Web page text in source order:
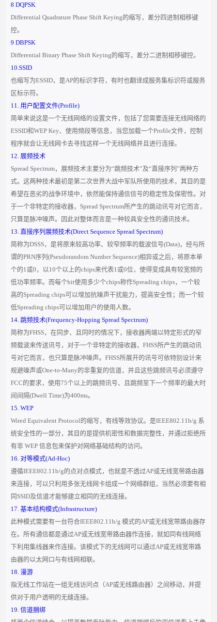
8 DQPSK
Differential Quadrature Phase Shift Keying的缩写，差分四进制相移键
控。
9 DBPSK
Differential Binary Phase Shift Keying的缩写，差分二进制相移键控。
10.SSID
也缩写为ESSID，是AP的标识字符，有时也翻译成服务集标识符或服务
区标示符。
11. 用户配置文件(Profile)
简单来说这是一个无线网络的设置文件，包括了您需要连接无线网络的
ESSID和WEP Key、使用频段等信息，当您加载一个Profile文件，控制
程序就会让无线网卡去寻找这样一个无线网络并且进行连接。
12. 展频技术
Spread Spectrum，展频技术主要分为“跳频技术”及“直接序列”两种方
式。这两种技术最初是第二次世界大战中军队所使用的技术，其目的是
希望在恶劣的战争环境中，依然能保持通信信号的稳定性及保密性。对
于一个非特定的接收器，Spread Spectrum所产生的跳动讯号对它而言，
只算是脉冲噪声。因此对整体而言是一种较具安全性的通讯技术。
13. 直接序列展频技术(Direct Sequence Spread Spectrum)
简称为DSSS，是将原来较高功率、较窄频率的载波信号(Data)，经与所
谓的PRN序列(Pseudorandom Number Sequence)相异或之后，将原本单
个的1或0，以10个以上的chips来代表1或0位，使得变成具有较宽频的
低功率频率。而每个bit使用多少个chips称作Spreading chips，一个较
高的Spreading chips可以增加抗噪声干扰能力，提高安全性；而一个较
低Spreading chips可以增加用户的使用人数。
14. 跳频技术(Frequency-Hopping Spread Spectrum)
简称为FHSS，在同步、且同时的情况下，接收器两端以特定形式的窄
频载波来传送讯号，对于一个非特定的接收器，FHSS所产生的跳动讯
号对它而言，也只算是脉冲噪声。FHSS所展开的讯号可依特别设计来
规避噪声或One-to-Many的非重复的信道，并且这些跳频讯号必须遵守
FCC的要求，使用75个以上的跳频讯号、且跳频至下一个频率的最大时
间间隔(Dwell Time)为400ms。
15. WEP
Wired Equivalent Protocol的缩写，有线等效协议。是IEEE802.11b/g 系
统安全性的一部分，其目的是提供机密性和数据完整性，并通过拒绝所
有非 WEP 信息包来保护对网络基础结构的访问。
16. 对等模式(Ad-Hoc)
遵循IEEE802.11b/g的点对点模式，也就是不透过AP或无线宽带路由器
来连接，可以只利用多张无线网卡组成一个网络群组，当然必须要有相
同SSID及信道才能够建立相同的无线连接。
17. 基本结构模式(Infrastructure)
此种模式需要有一台符合IEEE802.11b/g 模式的AP或无线宽带路由器存
在。所有通信都是通过AP或无线宽带路由器作连接，就如同有线网络
下利用集线器来作连接。该模式下的无线网可以通过AP或无线宽带路
由器的以太网口与有线网相联。
18. 漫游
指无线工作站在一组无线访问点（AP或无线路由器）之间移动，并提
供对于用户透明的无缝连接。
19. 信道捆绑